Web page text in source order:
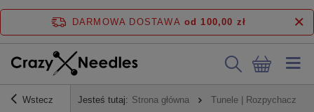
DARMOWA DOSTAWA od 100,00 zł
Wstecz Jesteś tutaj: Strona główna Tunele | Rozpychacze